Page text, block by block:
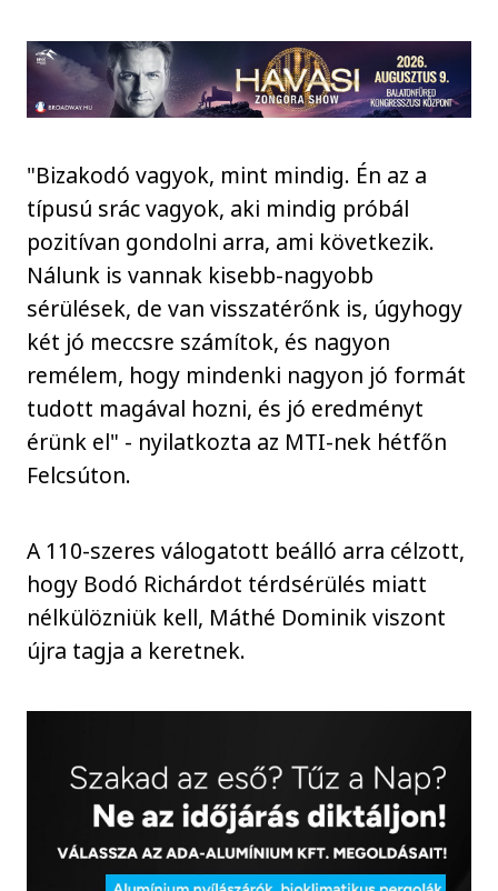
"Bizakodó vagyok, mint mindig. Én az a
típusú srác vagyok, aki mindig próbál
pozitívan gondolni arra, ami következik.
Nálunk is vannak kisebb-nagyobb
sérülések, de van visszatérőnk is, úgyhogy
két jó meccsre számítok, és nagyon
remélem, hogy mindenki nagyon jó formát
tudott magával hozni, és jó eredményt
érünk el" - nyilatkozta az MTI-nek hétfőn
Felcsúton.
A 110-szeres válogatott beálló arra célzott,
hogy Bodó Richárdot térdsérülés miatt
nélkülözniük kell, Máthé Dominik viszont
újra tagja a keretnek.